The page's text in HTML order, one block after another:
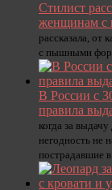
Стилист
женщинам
рассказала, от
с пышными
В России с
правила
когда за
негодность не
пострадавшие